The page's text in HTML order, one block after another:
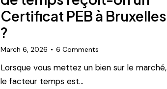
Certificat PEB à Bruxelles
?
March 6, 2026 6 Comments
Lorsque vous mettez un bien sur le marché,
le facteur temps est…